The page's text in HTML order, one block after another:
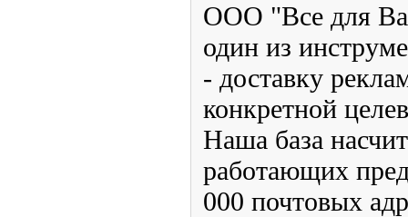
ООО "Все для
один из
- доставку
конкретной
Наша база
работающих
000 почтовых